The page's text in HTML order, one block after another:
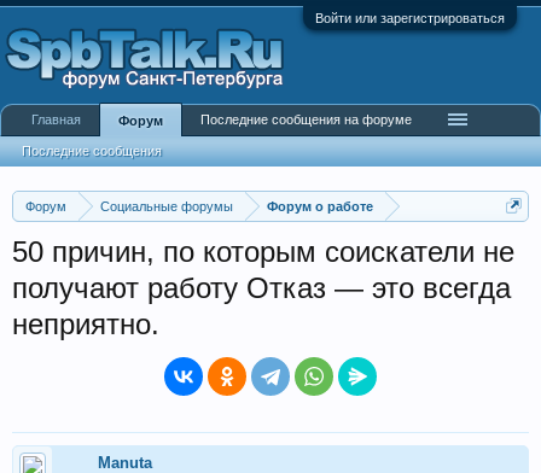
Войти или зарегистрироваться
Форум Социальные форумы Форум о работе
50 причин, по которым соискатели не
получают работу Отказ — это всегда
неприятно.
Manuta
Главная Форум
Последние сообщения
Последние сообщения на форуме